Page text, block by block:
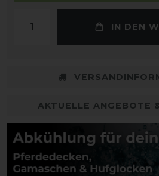
IN DEN
AKTUELLE ANGEBOTE